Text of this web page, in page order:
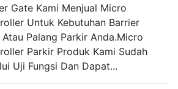
Gate Kami Menjual Micro
Untuk Kebutuhan Barrier
Atau Palang Parkir Anda.Micro
Parkir Produk Kami Sudah
Uji Fungsi Dan Dapat...